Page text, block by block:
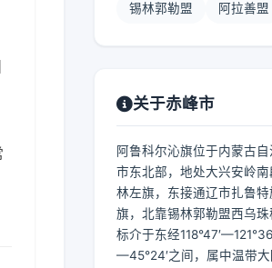
锡林郭勒盟 阿拉善盟
关于赤峰市
阿鲁科尔沁旗位于内蒙古
市东北部，地处大兴安岭
林左旗，东接通辽市扎鲁
旗，北靠锡林郭勒盟西乌
标介于东经
—45°24′之间，属中温带大